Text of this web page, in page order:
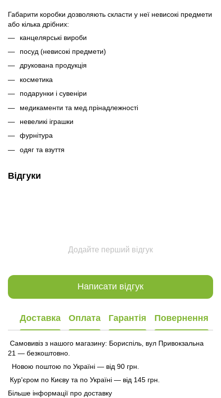
Габарити коробки дозволяють скласти у неї невисокі предмети
або кілька дрібних:
канцелярські вироби
посуд (невисокі предмети)
друкована продукція
косметика
подарунки і сувеніри
медикаменти та мед.прінадлежності
невеликі іграшки
фурнітура
одяг та взуття
Відгуки
Додайте перший відгук
Написати відгук
Доставка Оплата Гарантія Повернення
Самовивіз з нашого магазину: Бориспіль, вул Привокзальна
21 — безкоштовно.
Новою поштою по Україні — від 90 грн.
Кур'єром по Києву та по Україні — від 145 грн.
Більше інформації про доставку